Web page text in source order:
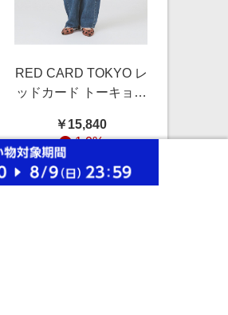
RED CARD TOKYO レ
ッドカード トーキョー
WOMEN akira
StonedMid 24
￥15,840
1.0%
ストアにすすむ